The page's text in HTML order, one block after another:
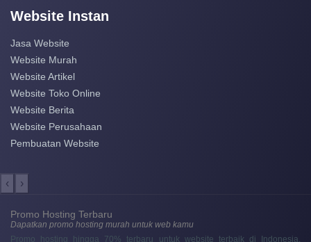
Website Instan
Jasa Website
Website Murah
Website Artikel
Website Toko Online
Website Berita
Website Perusahaan
Pembuatan Website
‹ ›
Promo Hosting Terbaru
Dapatkan promo hosting murah untuk web kamu
Promo hosting hingga 70% terbaru untuk website terbaik di Indonesia,